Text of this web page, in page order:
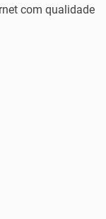
com qualidade